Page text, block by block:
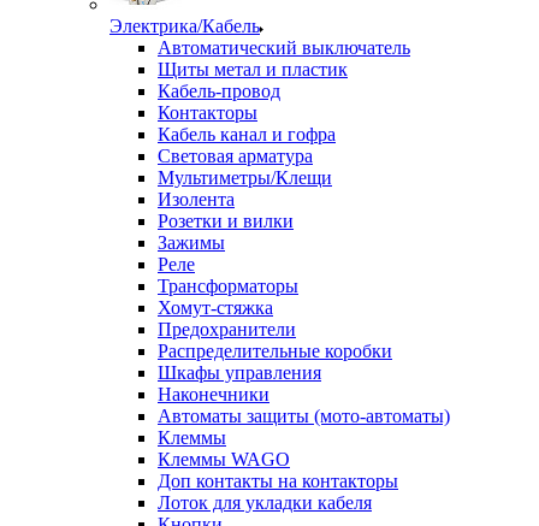
Электрика/Кабель
Автоматический выключатель
Щиты метал и пластик
Кабель-провод
Контакторы
Кабель канал и гофра
Световая арматура
Мультиметры/Клещи
Изолента
Розетки и вилки
Зажимы
Реле
Трансформаторы
Хомут-стяжка
Предохранители
Распределительные коробки
Шкафы управления
Наконечники
Автоматы защиты (мото-автоматы)
Клеммы
Клеммы WAGO
Доп контакты на контакторы
Лоток для укладки кабеля